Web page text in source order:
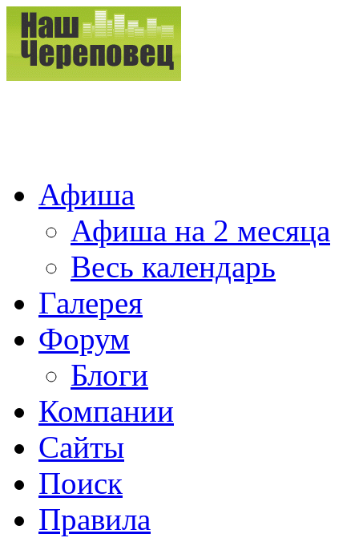
Афиша
Афиша на 2 месяца
Весь календарь
Галерея
Форум
Блоги
Компании
Сайты
Поиск
Правила